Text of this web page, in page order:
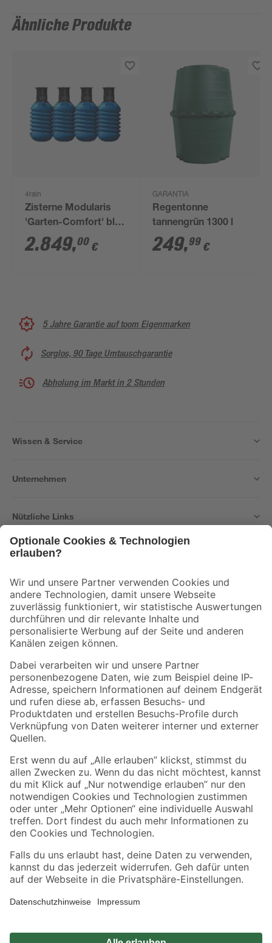
Ähnliche Produkte
4rain
Zisterne Modularis
'Garten-Comfort' blau
10000 l 4 Stück
2.849,00 €
GARANTIA
Regentonne
tannengrün 1300 l
249,99 €
5 Jahre Garantie auf toom Eigenmarken
Sorglos, 90 Tage Umtauschgarantie
Abholung im Markt in 2 Stunden
Wissen & Service
Unternehmen
Nützliche Links
Der toom Newsletter: Keine Angebote und Aktionen mehr verpassen!
Zur Newsletter Anmeldung
Folge uns
Zahlungsarten Versandarten
Sicher einkaufen
Jetzt die toom-App herunterladen
Alle Preisangaben in EUR inkl. gesetzl. MwSt.. Die dargestellten Angebote sind unter
Umständen nicht in allen Märkten verfügbar. Die angegebenen Verfügbarkeiten beziehen
Produkte nur solange der Vorrat reicht.
*Paketversand ab 59 € versandkostenfrei, gilt nicht für Artikel mit Speditionsversand, hier
Privatsphäre Impressum